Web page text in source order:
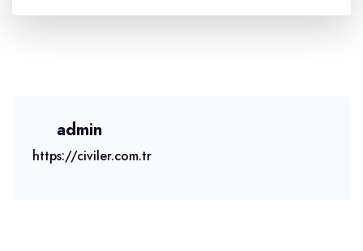
admin
https://civiler.com.tr